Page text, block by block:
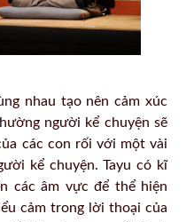
nhau tạo nên cảm xúc
người kể chuyện sẽ
các con rối với một vài
kể chuyện. Tayu có kĩ
các âm vực để thể hiện
cảm trong lời thoại của